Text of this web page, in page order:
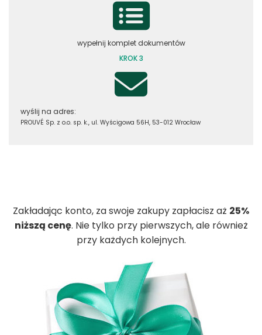
wypełnij komplet dokumentów
KROK 3
wyślij na adres:
PROUVÉ Sp. z o.o. sp. k., ul. Wyścigowa 56H, 53-012 Wrocław
Zakładając konto, za swoje zakupy zapłacisz aż 25%
niższą cenę. Nie tylko przy pierwszych, ale również
przy każdych kolejnych.